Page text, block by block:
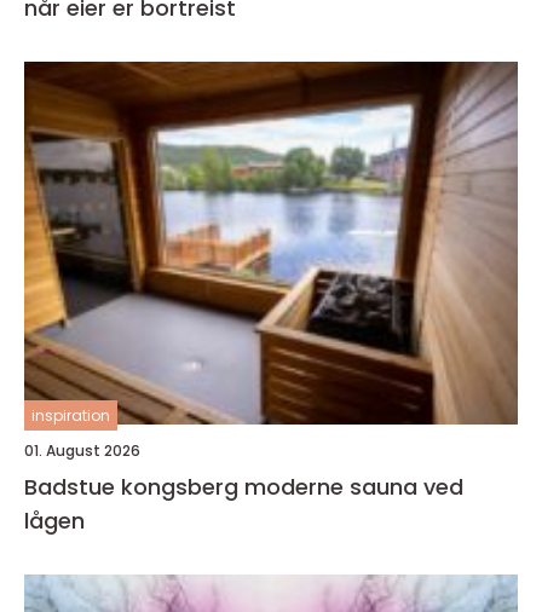
når eier er bortreist
inspiration
01. August 2026
Badstue kongsberg moderne sauna ved
lågen